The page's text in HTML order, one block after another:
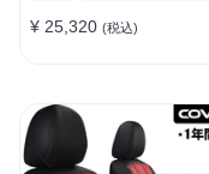
¥ 25,320 (税込)